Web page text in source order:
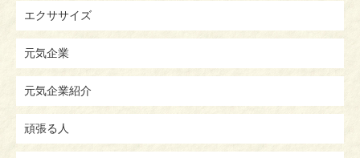
エクササイズ
元気企業
元気企業紹介
頑張る人